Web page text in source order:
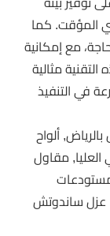
المؤقت. كما
مع إمكانية
مثالية
في التنفيذ
ألواح
مقاول
عزل ساندوتش